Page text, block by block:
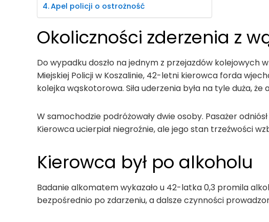
Apel policji o ostrożność
Okoliczności zderzenia z
Do wypadku doszło na jednym z przejazdów kolejowych
Miejskiej Policji w Koszalinie, 42-letni kierowca forda
kolejka wąskotorowa. Siła uderzenia była na tyle duża, że
W samochodzie podróżowały dwie osoby. Pasażer
Kierowca ucierpiał niegroźnie, ale jego stan trzeźwości
Kierowca był po alkoholu
Badanie alkomatem wykazało u 42-latka 0,3 promila
bezpośrednio po zdarzeniu, a dalsze czynności